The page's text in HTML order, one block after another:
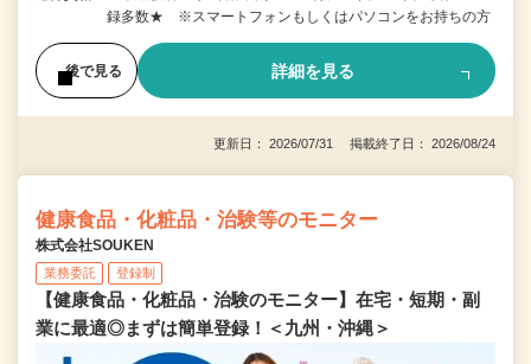
録多数★ ※スマートフォンもしくはパソコンをお持ちの方
後で見る 詳細を見る
更新日： 2026/07/31 掲載終了日： 2026/08/24
健康食品・化粧品・治験等のモニター
株式会社SOUKEN
業務委託 登録制
【健康食品・化粧品・治験のモニター】在宅・短期・副
業に最適◎まずは簡単登録！＜九州・沖縄＞